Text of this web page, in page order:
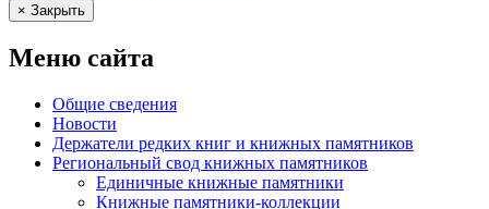
× Закрыть
Меню сайта
Общие сведения
Новости
Держатели редких книг и книжных памятников
Региональный свод книжных памятников
Единичные книжные памятники
Книжные памятники-коллекции